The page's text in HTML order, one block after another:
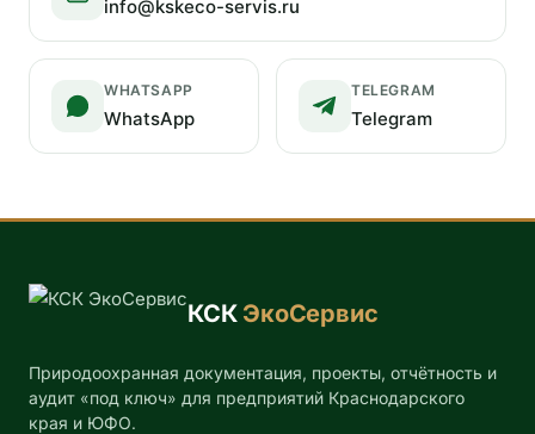
info@kskeco-servis.ru
WHATSAPP
WhatsApp
TELEGRAM
Telegram
КСК ЭкоСервис
Природоохранная документация, проекты, отчётность и
аудит «под ключ» для предприятий Краснодарского
края и ЮФО.